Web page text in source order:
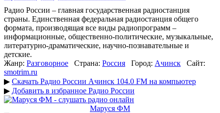
Радио России – главная государственная радиостанция
страны. Единственная федеральная радиостанция общего
формата, производящая все виды радиопрограмм –
информационные, общественно-политические, музыкальные,
литературно-драматические, научно-познавательные и
детские.
Жанр: Разговорное Страна: Россия Город: Ачинск
Сайт:
smotrim.ru
▶ Скачать Радио России Ачинск 104.0 FM на компьютер
▶ Добавить в избранное Радио России
Маруся ФМ